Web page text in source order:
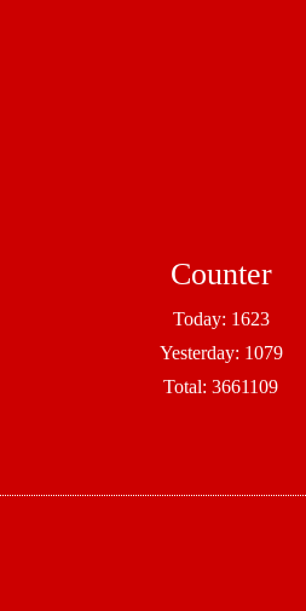
Counter
Today: 1623
Yesterday: 1079
Total:3661109